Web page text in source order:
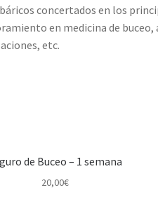
concertados en los
en medicina de
etc.
de Buceo – 1 semana
20,00€